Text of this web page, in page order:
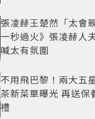
張凌赫王楚然「太會
一秒過火》張凌赫人
喊太有氛圍
不用飛巴黎！兩大五
茶新菜單曝光 再送保
禮